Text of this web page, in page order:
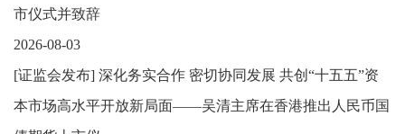
市仪式并致辞
2026-08-03
[证监会发布] 深化务实合作 密切协同发展 共创“十五五”资
本市场高水平开放新局面——吴清主席在香港推出人民币国